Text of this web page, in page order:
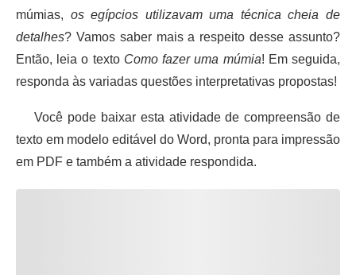
múmias, os egípcios utilizavam uma técnica cheia de
detalhes? Vamos saber mais a respeito desse assunto?
Então, leia o texto Como fazer uma múmia! Em seguida,
responda às variadas questões interpretativas propostas!
Você pode baixar esta atividade de compreensão de
texto em modelo editável do Word, pronta para impressão
em PDF e também a atividade respondida.